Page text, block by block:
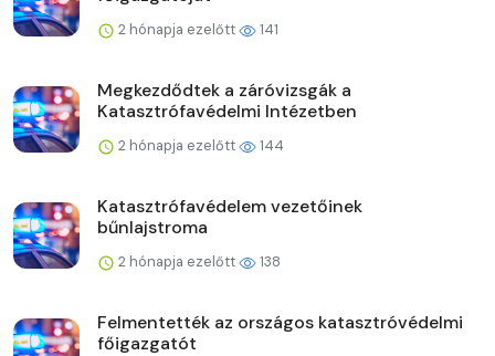
2 hónapja ezelőtt 141
Megkezdődtek a záróvizsgák a
Katasztrófavédelmi Intézetben
2 hónapja ezelőtt 144
Katasztrófavédelem vezetőinek
bűnlajstroma
2 hónapja ezelőtt 138
Felmentették az országos katasztróvédelmi
főigazgatót